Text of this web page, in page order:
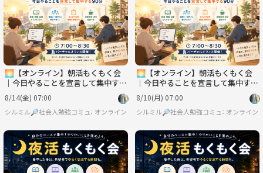
🌅【オンライン】朝活もくもく会
｜今日やることを宣言して集中する
90分
8/14(金) 07:00
シルミル🔎社会人勉強コミュニティオンライン
🌅【オンライン】朝活もくもく会
｜今日やることを宣言して集中する
90分
8/10(月) 07:00
シルミル🔎社会人勉強コミュニティオンライン